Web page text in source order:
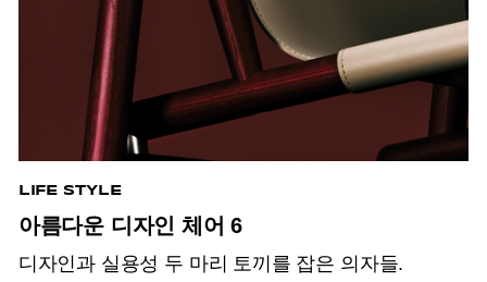
LIFE STYLE
아름다운 디자인 체어 6
디자인과 실용성 두 마리 토끼를 잡은 의자들.